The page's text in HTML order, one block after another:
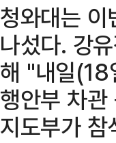
청와대는
나섰다. 강
해 "내일(18
행안부 차
지도부가